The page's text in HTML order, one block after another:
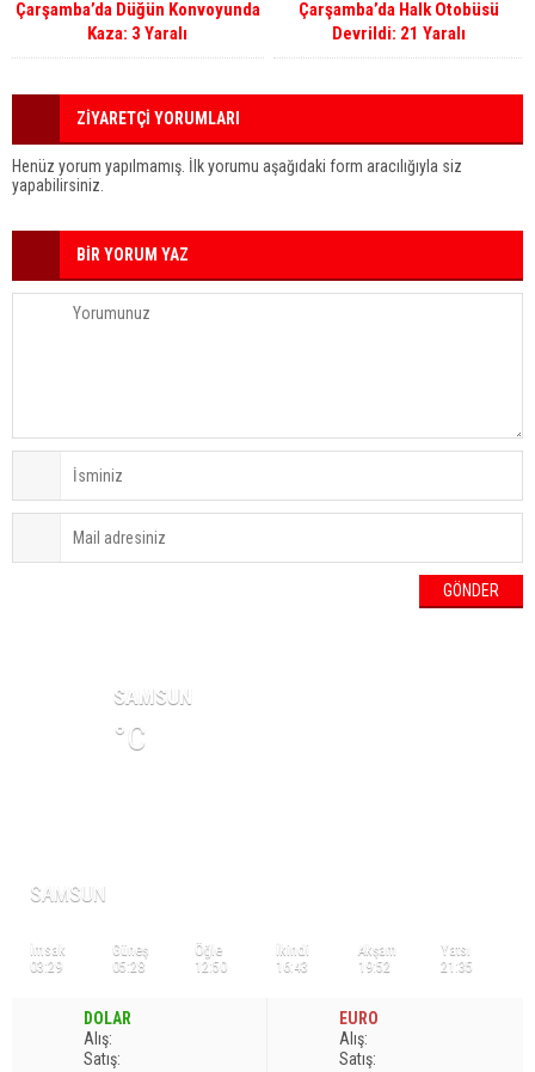
Çarşamba’da Düğün Konvoyunda
Kaza: 3 Yaralı
Çarşamba’da Halk Otobüsü
Devrildi: 21 Yaralı
ZİYARETÇİ YORUMLARI
Henüz yorum yapılmamış. İlk yorumu aşağıdaki form aracılığıyla siz
yapabilirsiniz.
BİR YORUM YAZ
SAMSUN
°C
SAMSUN
İmsak
03:29
Güneş
05:28
Öğle
12:50
İkindi
16:43
Akşam
19:52
Yatsı
21:35
DOLAR
A lış:
Satış:
EURO
A lış:
Satış: